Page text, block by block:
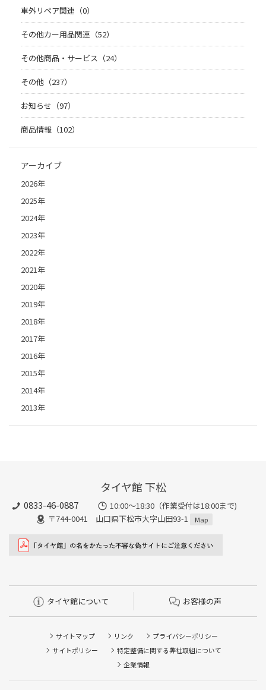
車外リペア関連（0）
その他カー用品関連（52）
その他商品・サービス（24）
その他（237）
お知らせ（97）
商品情報（102）
アーカイブ
2026年
2025年
2024年
2023年
2022年
2021年
2020年
2019年
2018年
2017年
2016年
2015年
2014年
2013年
タイヤ館 下松
0833-46-0887
10:00～18:30（作業受付は18:00まで)
〒744-0041 山口県下松市大字山田93-1
Map
タイヤ館について お客様の声
サイトマップ リンク
プライバシーポリシー
サイトポリシー
特定整備に関する弊社取組について
企業情報